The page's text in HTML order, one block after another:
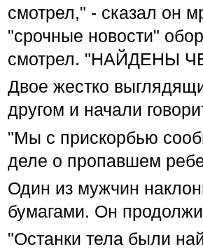
смотрел," - сказал он
"срочные новости"
смотрел. "НАЙДЕНЫ
Двое жестко
другом и начали
"Мы с прискорбью
деле о пропавшем
Один из мужчин
бумагами. Он
"Останки тела были